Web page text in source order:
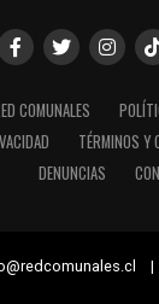
COMUNALES
TÉRMINOS Y
DENUNCIAS